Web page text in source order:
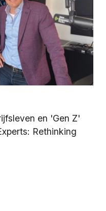
en 'Gen Z'
Rethinking